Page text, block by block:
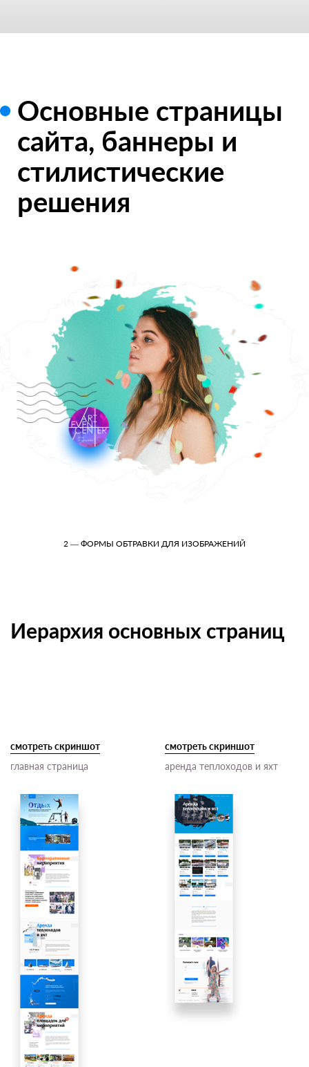
Основные страницы
сайта, баннеры и
стилистические
решения
2 — ФОРМЫ ОБТРАВКИ ДЛЯ ИЗОБРАЖЕНИЙ
Иерархия основных страниц
смотреть скриншот
главная страница
смотреть скриншот
аренда теплоходов и яхт